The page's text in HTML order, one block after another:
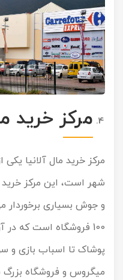
مرکز خرید
مرکز خرید مال آلانیا
شهر است، این مرکز
و جوش بسیاری برخوردار
100 فروشگاه است که
پوشاک تا اسباب بازی و
میگروس و فروشگاه بزرگ